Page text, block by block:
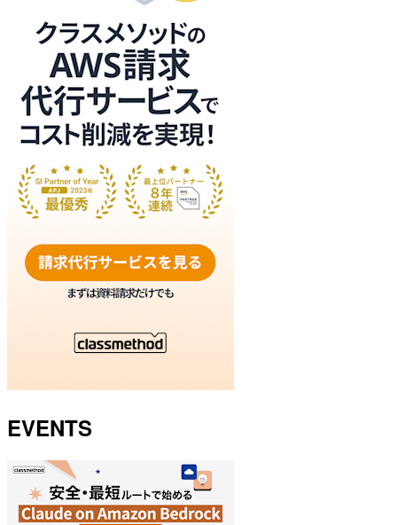
EVENTS